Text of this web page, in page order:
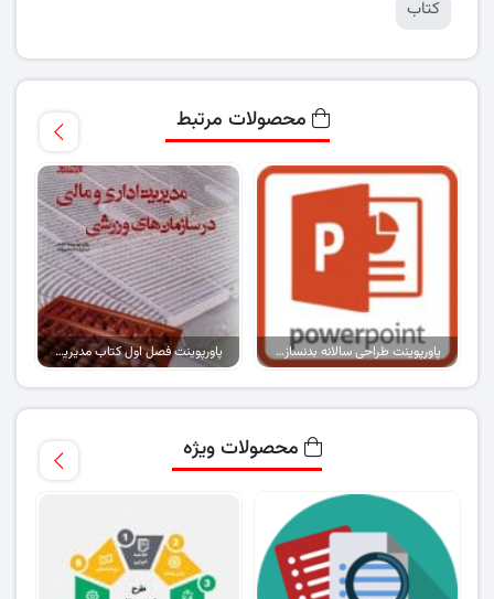
کتاب
محصولات مرتبط
پاورپوینت طراحی سالانه بدنسازی فوتبال پاورپوینت فصل اول کتاب مدیریت مالی و اداری در سازمان های ورزشی
محصولات ویژه